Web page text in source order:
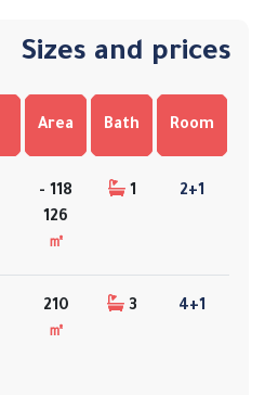
Sizes and prices
Room
Bath
Area
2+1
1
118 -
126
㎡
4+1
3
210
㎡